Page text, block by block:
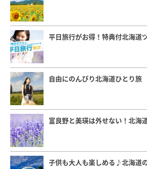
平日旅行がお得！特典付北海道
自由にのんびり北海道ひとり旅
富良野と美瑛は外せない！北海
子供も大人も楽しめる♪北海道